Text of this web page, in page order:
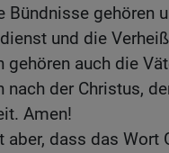
Bündnisse gehören
und die
gehören auch die
nach der Christus,
Amen!
aber, dass das Wort